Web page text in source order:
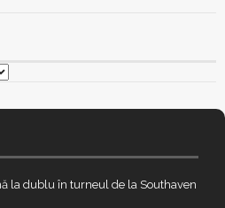
la dublu în turneul de la Southaven